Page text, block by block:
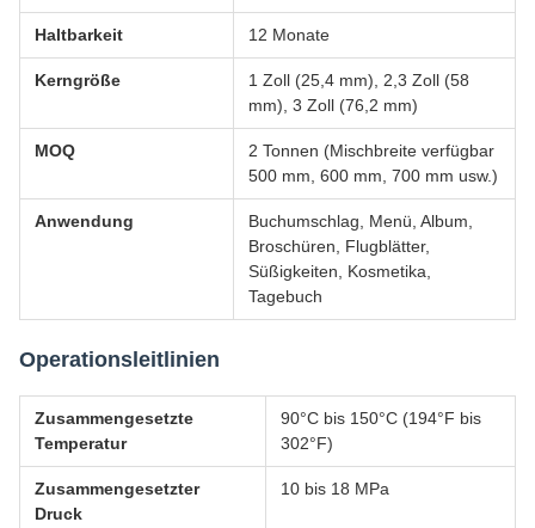
Haltbarkeit 12 Monate
Kerngröße
1 Zoll (25,4 mm), 2,3 Zoll (58
mm), 3 Zoll (76,2 mm)
MOQ
2 Tonnen (Mischbreite verfügbar
500 mm, 600 mm, 700 mm usw.)
Anwendung
Buchumschlag, Menü, Album,
Broschüren, Flugblätter,
Süßigkeiten, Kosmetika,
Tagebuch
Operationsleitlinien
Zusammengesetzte
Temperatur
90°C bis 150°C (194°F bis
302°F)
Zusammengesetzter
Druck
10 bis 18 MPa